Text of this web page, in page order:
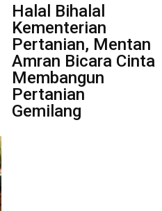
Halal Bihalal
Kementerian
Pertanian, Mentan
Amran Bicara Cinta
Membangun
Pertanian
Gemilang